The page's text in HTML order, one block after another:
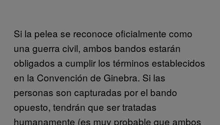
Si la pelea se reconoce oficialmente como
una guerra civil, ambos bandos estarán
obligados a cumplir los términos establecidos
en la Convención de Ginebra. Si las
personas son capturadas por el bando
opuesto, tendrán que ser tratadas
humanamente (es muy probable que ambos